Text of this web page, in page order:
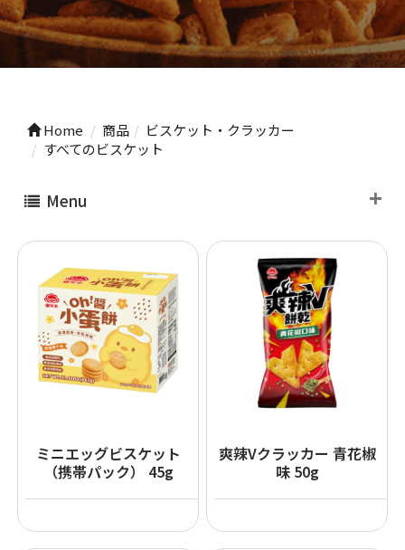
Home 商品
ビスケット・クラッカー
すべてのビスケット
Menu
ミニエッグビスケット
（携帯パック） 45g
爽辣Vクラッカー 青花椒
味 50g